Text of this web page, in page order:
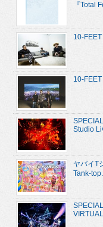
『Total
10-
10-
Studio
ヤバイT
Tank-